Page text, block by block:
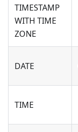
TIMESTAMP
WITH TIME
ZONE
DATE
TIME